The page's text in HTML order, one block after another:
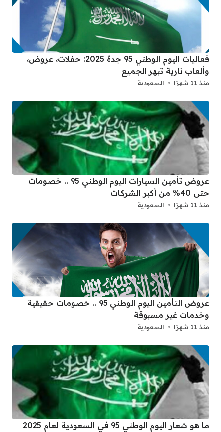
فعاليات اليوم الوطني 95 جدة 2025: حفلات، عروض،
وألعاب نارية تبهر الجميع
منذ 11 شهرًا السعودية
عروض تأمين السيارات اليوم الوطني 95 .. خصومات
حتى 40% من أكبر الشركات
منذ 11 شهرًا السعودية
عروض التأمين اليوم الوطني 95 .. خصومات حقيقية
وخدمات غير مسبوقة
منذ 11 شهرًا السعودية
ما هو شعار اليوم الوطني 95 في السعودية لعام 2025